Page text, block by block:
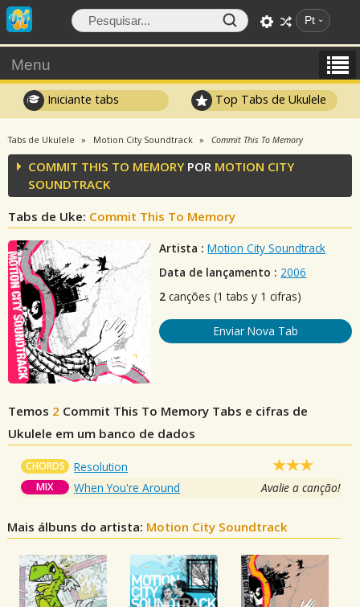
Pt
Menu
Iniciante tabs Top Tabs de Ukulele
Tabs de Ukulele Motion City Soundtrack Commit This To Memory
COMMIT THIS TO MEMORYPOR MOTION CITY
SOUNDTRACK
Tabs de Uke: Commit This To Memory
Artista : Motion City Soundtrack
Data de lançamento : 2006
2 canções (1 tabs y 1 cifras)
Enviar Nova Tab
Temos 2 Commit This To Memory Tabs e cifras de
Ukulele em um banco de dados
CHORDS Resolution
MIX When You're Around Avalie a canção!
Mais álbuns do artista: Motion City Soundtrack